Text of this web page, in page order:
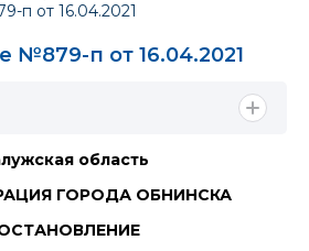
п от 16.04.2021
№879-п от 16.04.2021
область
ГОРОДА ОБНИНСКА